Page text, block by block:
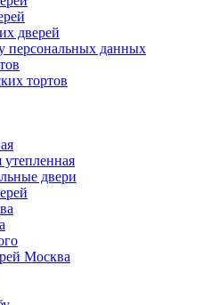
дверей
персональных данных
тортов
утепленная
двери
Москва